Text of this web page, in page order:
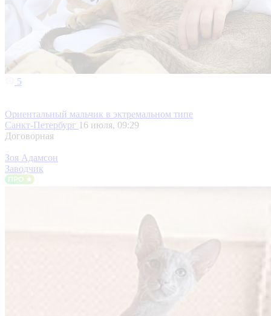
5
Ориентальный мальчик в эктремальном типе
Санкт-Петербург 16 июля, 09:29
Договорная
Зоя Адамсон
Заводчик